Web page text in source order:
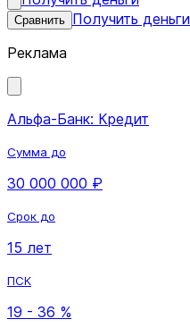
Сравнить Получить деньги
Реклама
Альфа-Банк: Кредит
Сумма до
30 000 000 ₽
Срок до
15 лет
ПСК
19 - 36 %